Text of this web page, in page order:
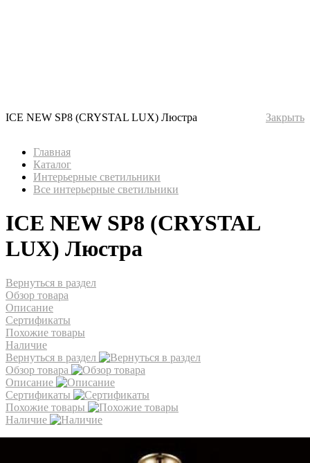
ICE NEW SP8 (CRYSTAL LUX) Люстра Закрыть
Главная
Каталог
Интерьерные светильники
Все интерьерные светильники
ICE NEW SP8 (CRYSTAL
LUX) Люстра
Вернуться в раздел
Обзор товара
Описание
Сертификаты
Похожие товары
Наличие
Вернуться в раздел
Обзор товара
Описание
Сертификаты
Похожие товары
Наличие